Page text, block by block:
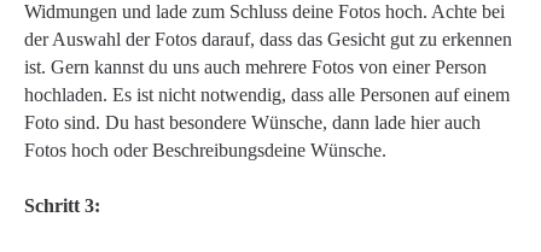
Widmungen und lade zum Schluss deine Fotos hoch. Achte bei
der Auswahl der Fotos darauf, dass das Gesicht gut zu erkennen
ist. Gern kannst du uns auch mehrere Fotos von einer Person
hochladen. Es ist nicht notwendig, dass alle Personen auf einem
Foto sind. Du hast besondere Wünsche, dann lade hier auch
Fotos hoch oder Beschreibungsdeine Wünsche.
Schritt 3: